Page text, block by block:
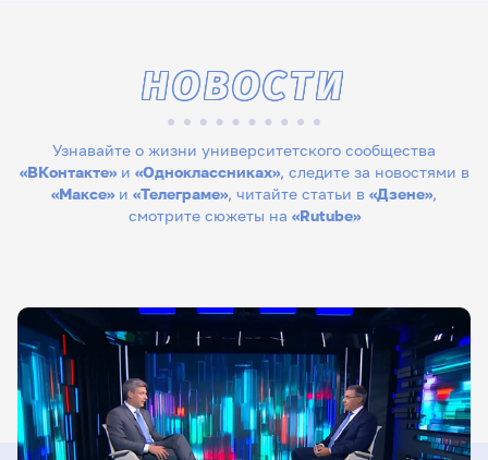
Узнавайте о жизни университетского сообщества
«ВКонтакте»и «Одноклассниках», следите за новостями в
«Максе» и «Телеграме», читайте статьи в «Дзене»,
смотрите сюжеты на «Rutube»
НОВОСТИ